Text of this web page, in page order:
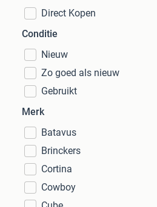
Direct Kopen
Conditie
Nieuw
Zo goed als nieuw
Gebruikt
Merk
Batavus
Brinckers
Cortina
Cowboy